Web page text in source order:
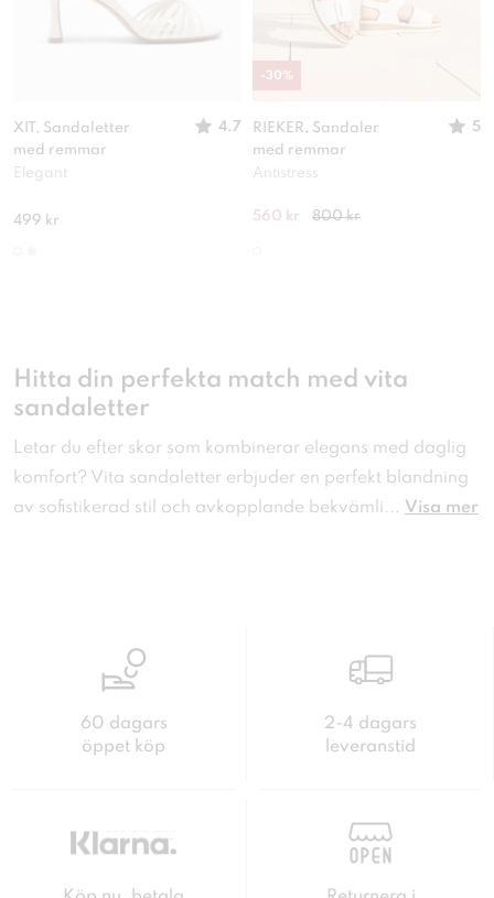
XIT, Sandaletter
med remmar
4.7
Elegant
499 kr
RIEKER, Sandaler
med remmar
5
Antistress
560 kr 800 kr
-30%
Hitta din perfekta match med vita
sandaletter
Letar du efter skor som kombinerar elegans med daglig
komfort? Vita sandaletter erbjuder en perfekt blandning
av sofistikerad stil och avkopplande bekvämli
... Visa mer
60 dagars
öppet köp
2-4 dagars
leveranstid